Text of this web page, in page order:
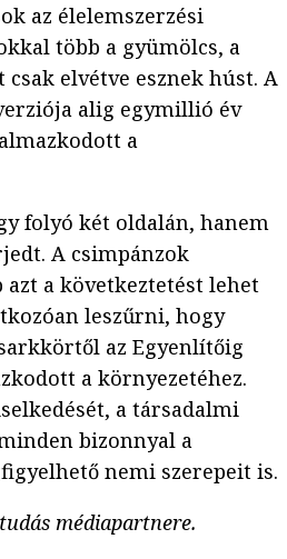
az élelemszerzési
több a gyümölcs, a
elvétve esznek húst. A
alig egymillió év
a
folyó két oldalán, hanem
A csimpánzok
a következtetést lehet
leszűrni, hogy
az Egyenlítőig
a környezetéhez.
a társadalmi
bizonnyal a
nemi szerepeit is.
médiapartnere.